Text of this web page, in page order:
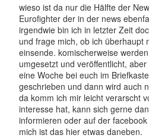
wieso ist da nur die Hälfte der
Eurofighter der in der news
irgendwie bin ich in letzter Zeit
und frage mich, ob ich überhaupt
einsende. komischerweise
umgesetzt und veröffentlicht,
eine Woche bei euch im
geschrieben und dann wird auch
da komm ich mir leicht verarscht
interesse hat, kann sich gerne
informieren oder auf der
mich ist das hier etwas daneben.